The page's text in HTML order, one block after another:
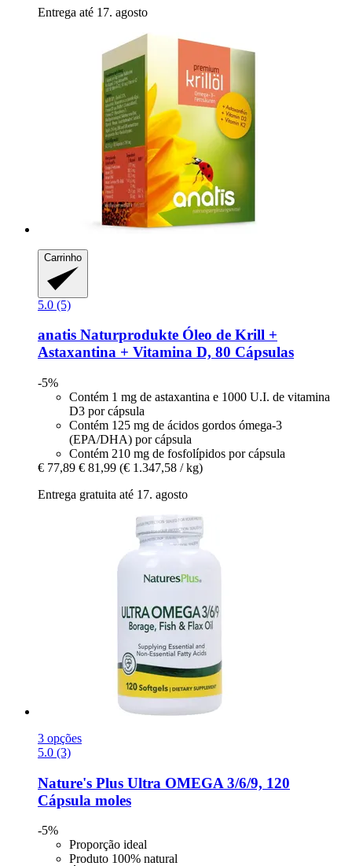
Entrega até 17. agosto
Carrinho
5.0 (5)
anatis Naturprodukte Óleo de Krill +
Astaxantina + Vitamina D, 80 Cápsulas
-5%
Contém 1 mg de astaxantina e 1000 U.I. de vitamina
D3 por cápsula
Contém 125 mg de ácidos gordos ómega-3
(EPA/DHA) por cápsula
Contém 210 mg de fosfolípidos por cápsula
€ 77,89 € 81,99 (€ 1.347,58 / kg)
Entrega gratuita até 17. agosto
3 opções
5.0 (3)
Nature's Plus Ultra OMEGA 3/6/9, 120
Cápsula moles
-5%
Proporção ideal
Produto 100% natural